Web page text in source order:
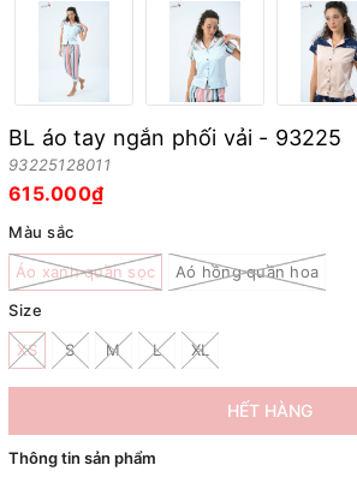
BL áo tay ngắn phối vải - 93225
93225128011
615.000₫
Màu sắc
Áo xanh quần sọc
Aó hồng quần hoa
Size
XS S M L XL
HẾT HÀNG
Thông tin sản phẩm